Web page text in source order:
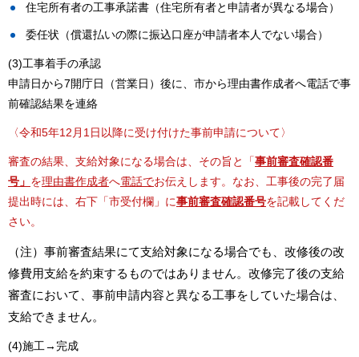
住宅所有者の工事承諾書（住宅所有者と申請者が異なる場合）
委任状（償還払いの際に振込口座が申請者本人でない場合）
(3)工事着手の承認
申請日から7開庁日（営業日）後に、市から理由書作成者へ電話で事
前確認結果を連絡
〈令和5年12月1日以降に受け付けた事前申請について〉
審査の結果、支給対象になる場合は、その旨と「事前審査確認番
号」 を理由書作成者へ電話でお伝えします。なお、工事後の完了届
提出時には、右下「市受付欄」に事前審査確認番号を記載してくだ
さい。
（注）事前審査結果にて支給対象になる場合でも、改修後の改
修費用支給を約束するものではありません。改修完了後の支給
審査において、事前申請内容と異なる工事をしていた場合は、
支給できません。
(4)施工→完成